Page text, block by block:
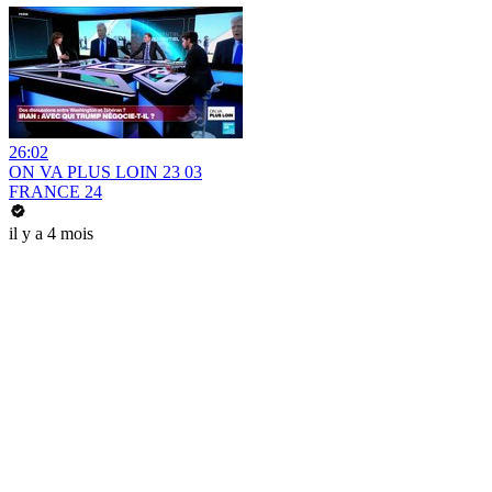
26:02
ON VA PLUS LOIN 23 03
FRANCE 24
il y a 4 mois